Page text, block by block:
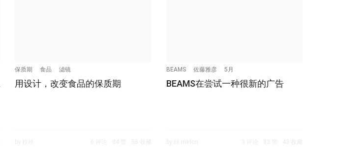
保质期 食品 滤镜
用设计，改变食品的保质期
BEAMS 佐藤雅彦 5月
BEAMS在尝试一种很新的广告